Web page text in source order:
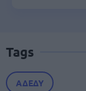
Tags
ΑΔΕΔΥ